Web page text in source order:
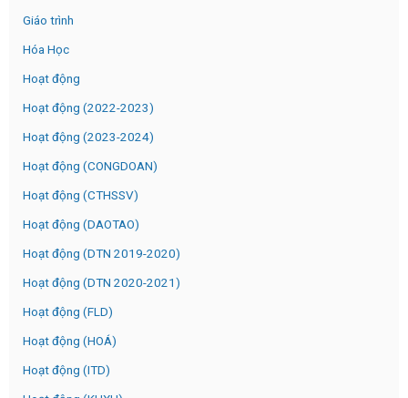
Giáo trình
Hóa Học
Hoạt động
Hoạt động (2022-2023)
Hoạt động (2023-2024)
Hoạt động (CONGDOAN)
Hoạt động (CTHSSV)
Hoạt động (DAOTAO)
Hoạt động (DTN 2019-2020)
Hoạt động (DTN 2020-2021)
Hoạt động (FLD)
Hoạt động (HOÁ)
Hoạt động (ITD)